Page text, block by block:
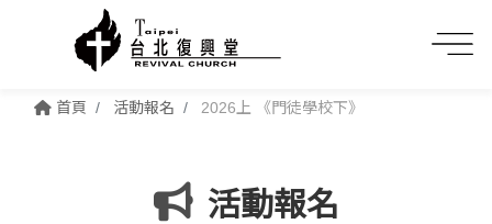
首頁 活動報名 2026上 《門徒學校下》
活動報名